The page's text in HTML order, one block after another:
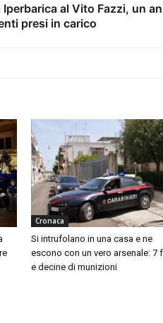
Iperbarica al Vito Fazzi, un
presi in carico
Cronaca
Si intrufolano in una casa e ne
escono con un vero arsenale: 7
e decine di munizioni